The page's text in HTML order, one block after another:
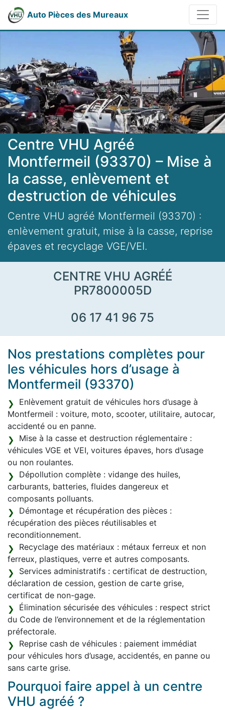
Auto Pièces des Mureaux
Centre VHU Agréé
Montfermeil (93370) – Mise à
la casse, enlèvement et
destruction de véhicules
Centre VHU agréé Montfermeil (93370) :
enlèvement gratuit, mise à la casse, reprise
épaves et recyclage VGE/VEI.
CENTRE VHU AGRÉÉ
PR7800005D
06 17 41 96 75
Nos prestations complètes pour
les véhicules hors d’usage à
Montfermeil (93370)
Enlèvement gratuit de véhicules hors d’usage à
Montfermeil : voiture, moto, scooter, utilitaire, autocar,
accidenté ou en panne.
Mise à la casse et destruction réglementaire :
véhicules VGE et VEI, voitures épaves, hors d’usage
ou non roulantes.
Dépollution complète : vidange des huiles,
carburants, batteries, fluides dangereux et
composants polluants.
Démontage et récupération des pièces :
récupération des pièces réutilisables et
reconditionnement.
Recyclage des matériaux : métaux ferreux et non
ferreux, plastiques, verre et autres composants.
Services administratifs : certificat de destruction,
déclaration de cession, gestion de carte grise,
certificat de non-gage.
Élimination sécurisée des véhicules : respect strict
du Code de l’environnement et de la réglementation
préfectorale.
Reprise cash de véhicules : paiement immédiat
pour véhicules hors d’usage, accidentés, en panne ou
sans carte grise.
Pourquoi faire appel à un centre
VHU agréé ?